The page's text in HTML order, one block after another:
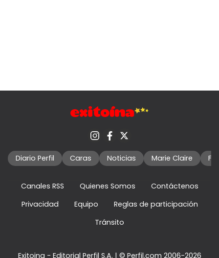
Diario Perfil Caras Noticias Marie Claire
Canales RSS Quienes Somos
Contáctenos
Privacidad
Equipo
Reglas de participación
Tránsito
Exitoina - Editorial Perfil S.A. | © Perfil.com 2006-2026